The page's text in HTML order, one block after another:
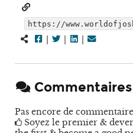
https://
| | |
Commentaires
Pas encore de
Soyez le premier &